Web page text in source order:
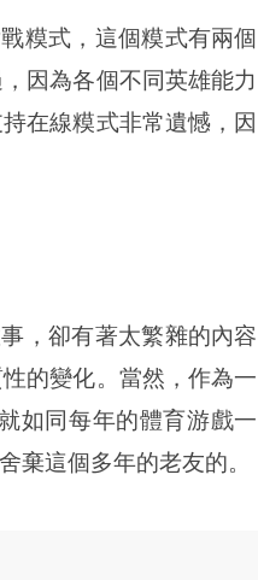
糢式，這個糢式有兩個
因為各個不同英雄能力
在線糢式非常遺憾，因
，卻有著太繁雜的內容
的變化。當然，作為一
如同每年的體育游戲一
棄這個多年的老友的。